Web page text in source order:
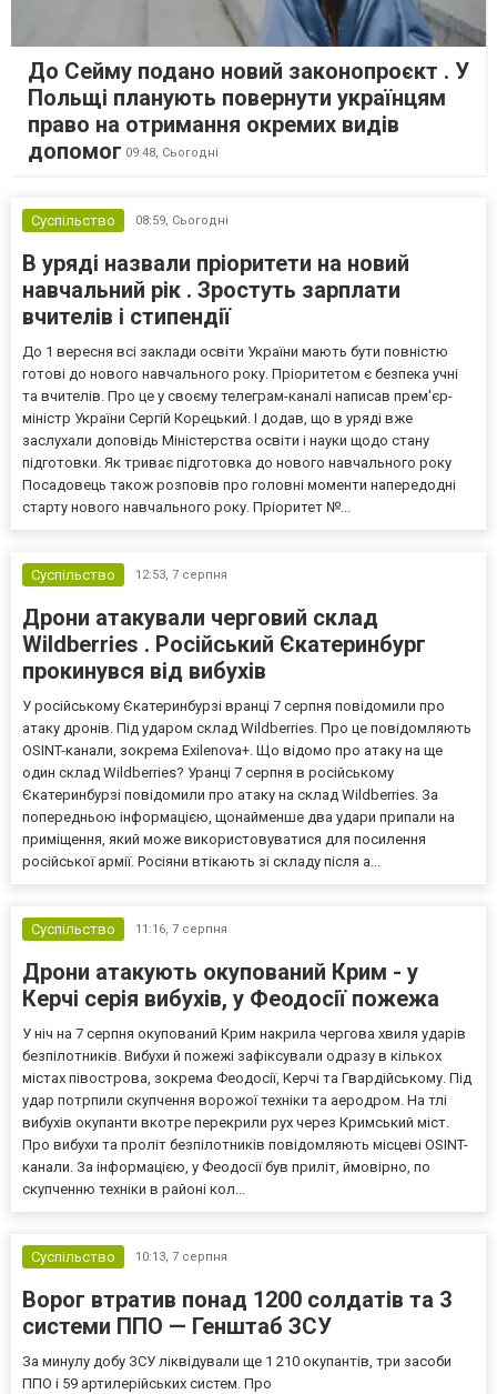
До Сейму подано новий законопроєкт . У
Польщі планують повернути українцям
право на отримання окремих видів
допомог 09:48, Сьогодні
Суспільство 08:59, Сьогодні
В уряді назвали пріоритети на новий
навчальний рік . Зростуть зарплати
вчителів і стипендії
До 1 вересня всі заклади освіти України мають бути повністю
готові до нового навчального року. Пріоритетом є безпека учні
та вчителів. Про це у своєму телеграм-каналі написав прем'єр-
міністр України Сергій Корецький. І додав, що в уряді вже
заслухали доповідь Міністерства освіти і науки щодо стану
підготовки. Як триває підготовка до нового навчального року
Посадовець також розповів про головні моменти напередодні
старту нового навчального року. Пріоритет №...
Суспільство 12:53, 7 серпня
Дрони атакували черговий склад
Wildberries . Російський Єкатеринбург
прокинувся від вибухів
У російському Єкатеринбурзі вранці 7 серпня повідомили про
атаку дронів. Під ударом склад Wildberries. Про це повідомляють
OSINT-канали, зокрема Exilenova+. Що відомо про атаку на ще
один склад Wildberries? Уранці 7 серпня в російському
Єкатеринбурзі повідомили про атаку на склад Wildberries. За
попередньою інформацією, щонайменше два удари припали на
приміщення, який може використовуватися для посилення
російської армії. Росіяни втікають зі складу після а...
Суспільство 11:16, 7 серпня
Дрони атакують окупований Крим - у
Керчі серія вибухів, у Феодосії пожежа
У ніч на 7 серпня окупований Крим накрила чергова хвиля ударів
безпілотників. Вибухи й пожежі зафіксували одразу в кількох
містах півострова, зокрема Феодосії, Керчі та Гвардійському. Під
удар потрпили скупчення ворожої техніки та аеродром. На тлі
вибухів окупанти вкотре перекрили рух через Кримський міст.
Про вибухи та проліт безпілотників повідомляють місцеві OSINT-
канали. За інформацією, у Феодосії був приліт, ймовірно, по
скупченню техніки в районі кол...
Суспільство 10:13, 7 серпня
Ворог втратив понад 1200 солдатів та 3
системи ППО — Генштаб ЗСУ
За минулу добу ЗСУ ліквідували ще 1 210 окупантів, три засоби
ППО і 59 артилерійських систем. Про